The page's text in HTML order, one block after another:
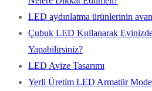
LED aydınlatma ürünlerinin
Çubuk LED Kullanarak
Yapabilirsiniz?
LED Avize Tasarımı
Yerli Üretim LED Armatür